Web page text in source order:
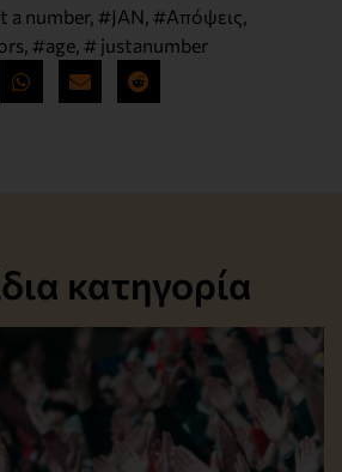
a number, #JAN, #Απόψεις,
, #age, # justanumber
κατηγορία